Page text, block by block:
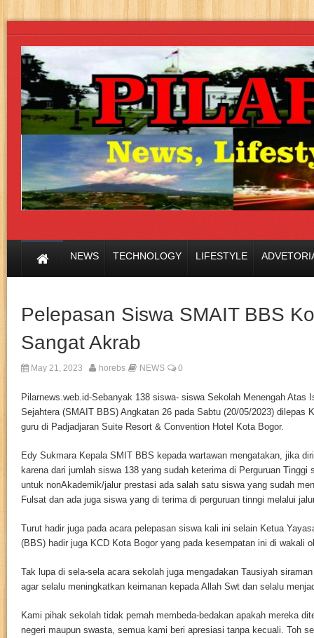
NEWS TECHNOLOGY LIFESTYLE
Pelepasan Siswa SMAIT BBS
Sangat Akrab
May 21, 2023 horebs NEWS 0
Pilarnews.web.id-Sebanyak 138 siswa- siswa Sekolah Menengah Atas
Sejahtera (SMAIT BBS) Angkatan 26 pada Sabtu (20/05/2023) dilepas
guru di Padjadjaran Suite Resort & Convention Hotel Kota Bogor.
Edy Sukmara Kepala SMIT BBS kepada wartawan mengatakan, jika
karena dari jumlah siswa 138 yang sudah keterima di Perguruan Tinggi
untuk nonAkademik/jalur prestasi ada salah satu siswa yang sudah
Fulsat dan ada juga siswa yang di terima di perguruan tinngi melalui
Turut hadir juga pada acara pelepasan siswa kali ini selain Ketua
(BBS) hadir juga KCD Kota Bogor yang pada kesempatan ini di wakali
Tak lupa di sela-sela acara sekolah juga mengadakan Tausiyah
agar selalu meningkatkan keimanan kepada Allah Swt dan selalu
Kami pihak sekolah tidak pernah membeda-bedakan apakah mereka
negeri maupun swasta, semua kami beri apresiasi tanpa kecuali. Toh